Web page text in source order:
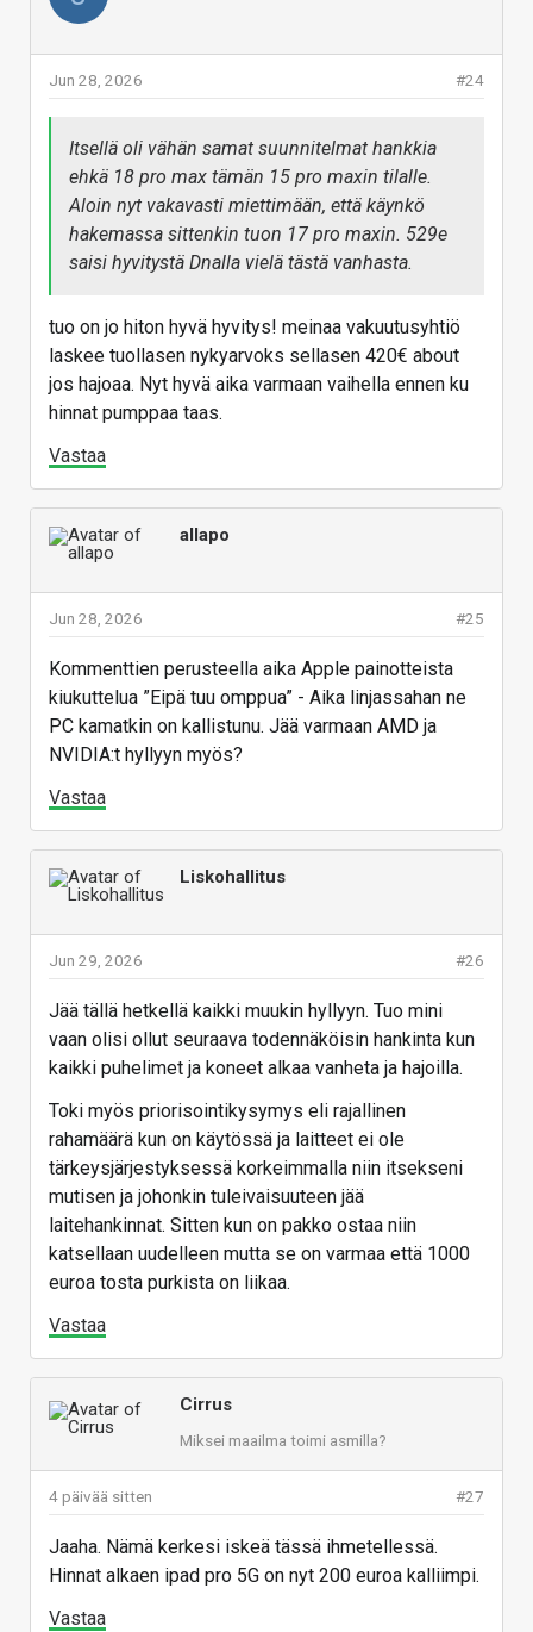
#24
Jun 28, 2026
Itsellä oli vähän samat suunnitelmat hankkia
ehkä 18 pro max tämän 15 pro maxin tilalle.
Aloin nyt vakavasti miettimään, että käynkö
hakemassa sittenkin tuon 17 pro maxin. 529e
saisi hyvitystä Dnalla vielä tästä vanhasta.
tuo on jo hiton hyvä hyvitys! meinaa vakuutusyhtiö
laskee tuollasen nykyarvoks sellasen 420€ about
jos hajoaa. Nyt hyvä aika varmaan vaihella ennen ku
hinnat pumppaa taas.
Vastaa
allapo
#25
Jun 28, 2026
Kommenttien perusteella aika Apple painotteista
kiukuttelua ”Eipä tuu omppua” - Aika linjassahan ne
PC kamatkin on kallistunu. Jää varmaan AMD ja
NVIDIA:t hyllyyn myös?
Vastaa
Liskohallitus
#26
Jun 29, 2026
Jää tällä hetkellä kaikki muukin hyllyyn. Tuo mini
vaan olisi ollut seuraava todennäköisin hankinta kun
kaikki puhelimet ja koneet alkaa vanheta ja hajoilla.
Toki myös priorisointikysymys eli rajallinen
rahamäärä kun on käytössä ja laitteet ei ole
tärkeysjärjestyksessä korkeimmalla niin itsekseni
mutisen ja johonkin tuleivaisuuteen jää
laitehankinnat. Sitten kun on pakko ostaa niin
katsellaan uudelleen mutta se on varmaa että 1000
euroa tosta purkista on liikaa.
Vastaa
Cirrus
Miksei maailma toimi asmilla?
#27
4 päivää sitten
Jaaha. Nämä kerkesi iskeä tässä ihmetellessä.
Hinnat alkaen ipad pro 5G on nyt 200 euroa kalliimpi.
Vastaa